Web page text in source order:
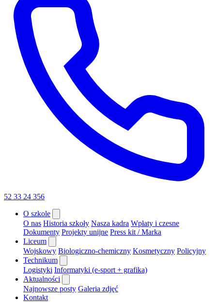
52 33 24 356
O szkole
O nas Historia szkoły Nasza kadra Wpłaty i czesne
Dokumenty Projekty unijne Press kit / Marka
Liceum
Wojskowy Biologiczno-chemiczny Kosmetyczny Policyjny
Technikum
Logistyki Informatyki (e-sport + grafika)
Aktualności
Najnowsze posty Galeria zdjęć
Kontakt